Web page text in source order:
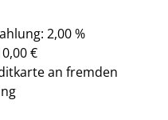
2,00 %
€
an fremden